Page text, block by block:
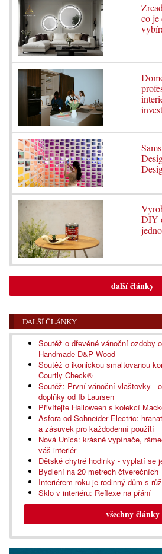
co je
DIY
další články
DALŠÍ ČLÁNKY
Soutěž o dřevěné vánoční ozdoby
Handmade D&P Wood
Soutěž o ikonickou smaltovanou
Courtly Check®
Soutěž: První vánoční vlaštovky -
doplňky od Ib Laursen
Přivítejte Halloween s kolekcí
Asfora od Schneider Electric:
a zásuvek pro každodenní použití
Nová Unica: krásné vypínače,
váš interiér
Dětské chytré hodinky - vyplatí se
Bydlení na 20 metrech čtverečních
Interiérem roku je rodinný dům s
Sklo v interiéru: Reflexe na přání
všechny články